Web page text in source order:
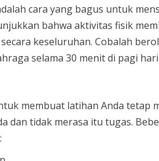
cara yang bagus untuk
bahwa aktivitas fisik
keseluruhan. Cobalah
selama 30 menit di pagi
membuat latihan Anda tetap
dan tidak merasa itu tugas.